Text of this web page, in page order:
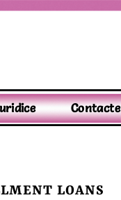
Contacte
LOANS